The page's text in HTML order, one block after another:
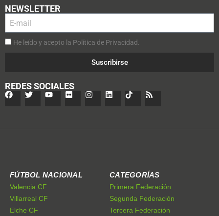
NEWSLETTER
He leído y acepto la Política de Privacidad.
Suscribirse
REDES SOCIALES
FÚTBOL NACIONAL
Valencia CF
Villarreal CF
Elche CF
CATEGORÍAS
Primera Federación
Segunda Federación
Tercera Federación